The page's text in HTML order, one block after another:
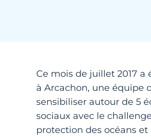
Ce mois de juillet 2017 a
à Arcachon, une équipe
sensibiliser autour de 5
sociaux avec le
protection des océans